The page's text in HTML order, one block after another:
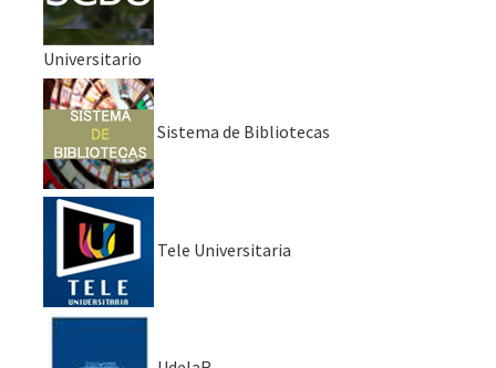
Universitario
Sistema de Bibliotecas
Tele Universitaria